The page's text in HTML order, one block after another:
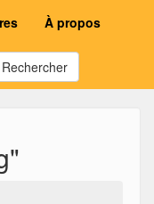
À propos
Rechercher